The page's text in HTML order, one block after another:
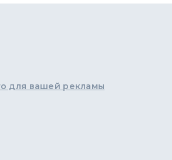
для вашей рекламы